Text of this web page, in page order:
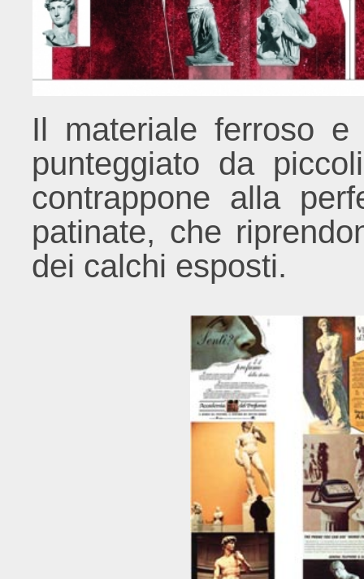
Il materiale ferroso
punteggiato da
contrappone alla
patinate, che
dei calchi esposti.